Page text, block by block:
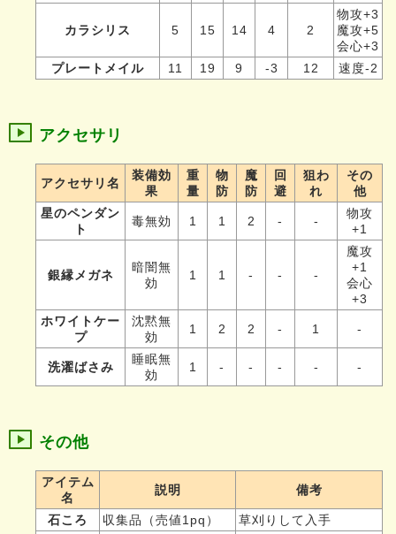
カラシリス 5 15 14 4 2
物攻+3
魔攻+5
会心+3
プレートメイル
11 19 9 -3 12 速度-2
アクセサリ
アクセサリ名
装備効
果
重
量
物
防
魔
防
回
避
狙わ
れ
その
他
星のペンダン
ト
毒無効 1 1 2 - -
物攻
+1
銀縁メガネ
暗闇無
効
1 1 - - -
魔攻
+1
会心
+3
ホワイトケー
プ
沈黙無
効
1 2 2 - 1 -
洗濯ばさみ
睡眠無
効
1 - - - - -
その他
アイテム
名
説明 備考
石ころ 収集品（売値1pq）
草刈りして入手